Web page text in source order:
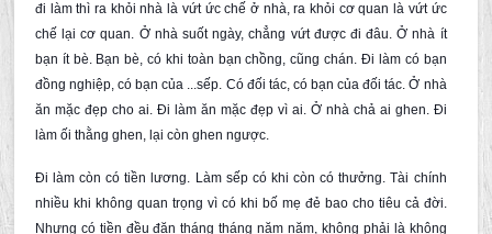
đi làm thì ra khỏi nhà là vứt ức chế ở nhà, ra khỏi cơ quan là vứt ức
chế lại cơ quan. Ở nhà suốt ngày, chẳng vứt được đi đâu. Ở nhà ít
bạn ít bè. Bạn bè, có khi toàn bạn chồng, cũng chán. Đi làm có bạn
đồng nghiệp, có bạn của ...sếp. Có đối tác, có bạn của đối tác. Ở nhà
ăn mặc đẹp cho ai. Đi làm ăn mặc đẹp vì ai. Ở nhà chả ai ghen. Đi
làm ối thằng ghen, lại còn ghen ngược.
Đi làm còn có tiền lương. Làm sếp có khi còn có thưởng. Tài chính
nhiều khi không quan trọng vì có khi bố mẹ đẻ bao cho tiêu cả đời.
Nhưng có tiền đều đặn tháng tháng năm năm, không phải là không